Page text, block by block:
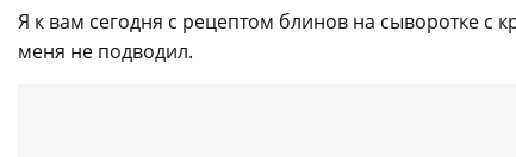
Я к вам сегодня с рецептом блинов на сыворотке с
меня не подводил.